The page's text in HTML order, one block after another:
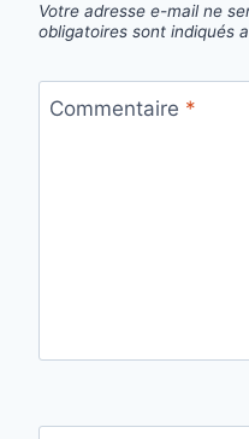
Votre adresse e-mail ne
obligatoires sont indiqués
Commentaire *